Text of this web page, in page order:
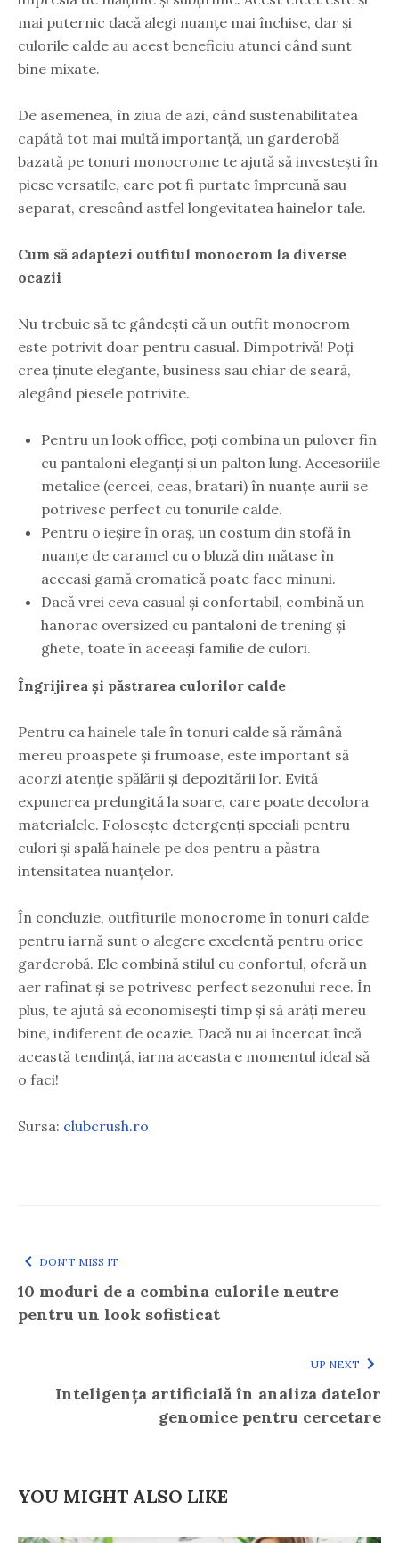
mai puternic dacă alegi nuanțe mai închise, dar și
culorile calde au acest beneficiu atunci când sunt
bine mixate.
De asemenea, în ziua de azi, când sustenabilitatea
capătă tot mai multă importanță, un garderobă
bazată pe tonuri monocrome te ajută să investești în
piese versatile, care pot fi purtate împreună sau
separat, crescând astfel longevitatea hainelor tale.
Cum să adaptezi outfitul monocrom la diverse
ocazii
Nu trebuie să te gândești că un outfit monocrom
este potrivit doar pentru casual. Dimpotrivă! Poți
crea ținute elegante, business sau chiar de seară,
alegând piesele potrivite.
Pentru un look office, poți combina un pulover fin
cu pantaloni eleganți și un palton lung. Accesoriile
metalice (cercei, ceas, bratari) în nuanțe aurii se
potrivesc perfect cu tonurile calde.
Pentru o ieșire în oraș, un costum din stofă în
nuanțe de caramel cu o bluză din mătase în
aceeași gamă cromatică poate face minuni.
Dacă vrei ceva casual și confortabil, combină un
hanorac oversized cu pantaloni de trening și
ghete, toate în aceeași familie de culori.
Îngrijirea și păstrarea culorilor calde
Pentru ca hainele tale în tonuri calde să rămână
mereu proaspete și frumoase, este important să
acorzi atenție spălării și depozitării lor. Evită
expunerea prelungită la soare, care poate decolora
materialele. Folosește detergenți speciali pentru
culori și spală hainele pe dos pentru a păstra
intensitatea nuanțelor.
În concluzie, outfiturile monocrome în tonuri calde
pentru iarnă sunt o alegere excelentă pentru orice
garderobă. Ele combină stilul cu confortul, oferă un
aer rafinat și se potrivesc perfect sezonului rece. În
plus, te ajută să economisești timp și să arăți mereu
bine, indiferent de ocazie. Dacă nu ai încercat încă
această tendință, iarna aceasta e momentul ideal să
o faci!
Sursa: clubcrush.ro
DON'T MISS IT
10 moduri de a combina culorile neutre
pentru un look sofisticat
UP NEXT
Inteligența artificială în analiza datelor
genomice pentru cercetare
YOU MIGHT ALSO LIKE